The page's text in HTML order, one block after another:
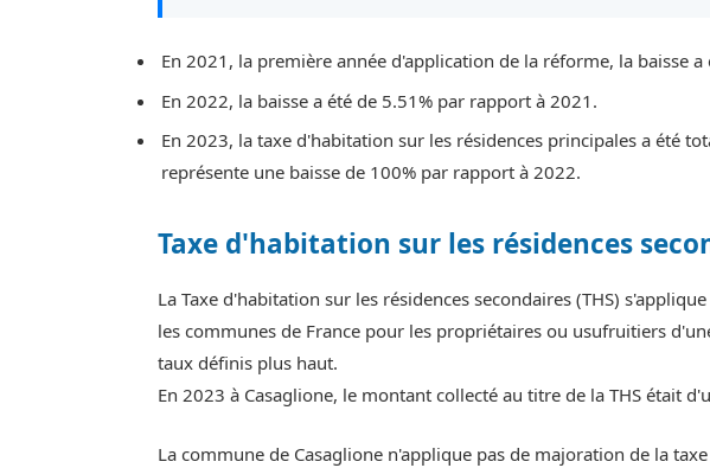
En 2021, la première année d'application de la réforme, la baisse
En 2022, la baisse a été de 5.51% par rapport à 2021.
En 2023, la taxe d'habitation sur les résidences principales a été
représente une baisse de 100% par rapport à 2022.
Taxe d'habitation sur les résidences
La Taxe d'habitation sur les résidences secondaires (THS)
les communes de France pour les propriétaires ou usufruitiers
taux définis plus haut.
En 2023 à Casaglione, le montant collecté au titre de la THS était
La commune de Casaglione n'applique pas de majoration de la